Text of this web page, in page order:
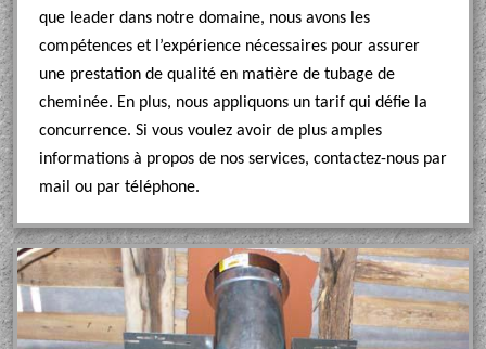
que leader dans notre domaine, nous avons les
compétences et l’expérience nécessaires pour assurer
une prestation de qualité en matière de tubage de
cheminée. En plus, nous appliquons un tarif qui défie la
concurrence. Si vous voulez avoir de plus amples
informations à propos de nos services, contactez-nous par
mail ou par téléphone.